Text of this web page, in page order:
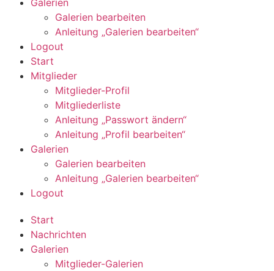
Galerien bearbeiten
Anleitung „Galerien bearbeiten“
Logout
Start
Mitglieder
Mitglieder-Profil
Mitgliederliste
Anleitung „Passwort ändern“
Anleitung „Profil bearbeiten“
Galerien
Galerien bearbeiten
Anleitung „Galerien bearbeiten“
Logout
Start
Nachrichten
Galerien
Mitglieder-Galerien